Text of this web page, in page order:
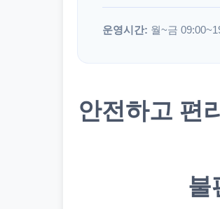
운영시간: 월~금
안전하고 편
불